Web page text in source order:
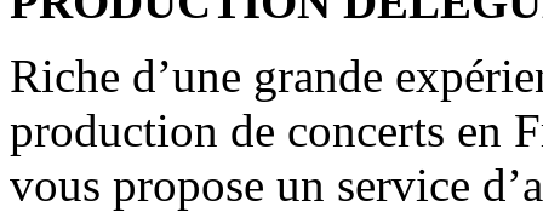
Riche d’une grande
production de concerts en
vous propose un service